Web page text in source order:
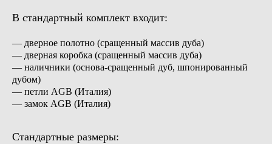
В стандартный комплект входит:
— дверное полотно (сращенный массив дуба)
— дверная коробка (сращенный массив дуба)
— наличники (основа-сращенный дуб, шпонированный
дубом)
— петли AGB (Италия)
— замок AGB (Италия)
Стандартные размеры: